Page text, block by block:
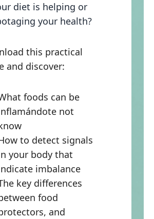
diet is helping or
your health?
this practical
and discover:
foods can be
not
to detect signals
your body that
imbalance
key differences
food
and